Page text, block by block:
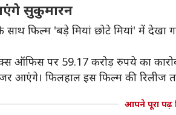
सुकुमारन
साथ फिल्म 'बड़े मियां छोटे मियां' में
ऑफिस पर 59.17 करोड़ रुपये का
आएंगे। फिलहाल इस फिल्म की रिलीज
आपने पूरा पढ़